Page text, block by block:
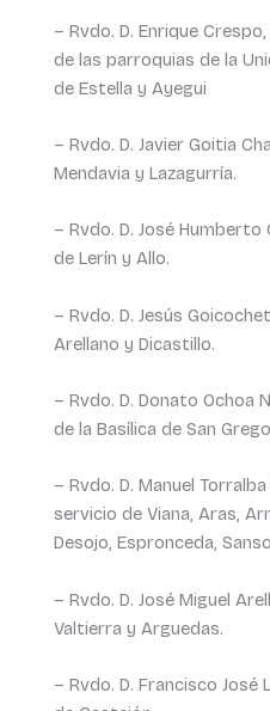
– Rvdo. D. Enrique
de las parroquias de la
de Estella y Ayegui
– Rvdo. D. Javier Goitia
Mendavia y Lazagurría.
– Rvdo. D. José
de Lerín y Allo.
– Rvdo. D. Jesús
Arellano y Dicastillo.
– Rvdo. D. Donato Ochoa
de la Basílica de San
– Rvdo. D. Manuel
servicio de Viana, Aras,
Desojo, Espronceda,
– Rvdo. D. José Miguel
Valtierra y Arguedas.
– Rvdo. D. Francisco José